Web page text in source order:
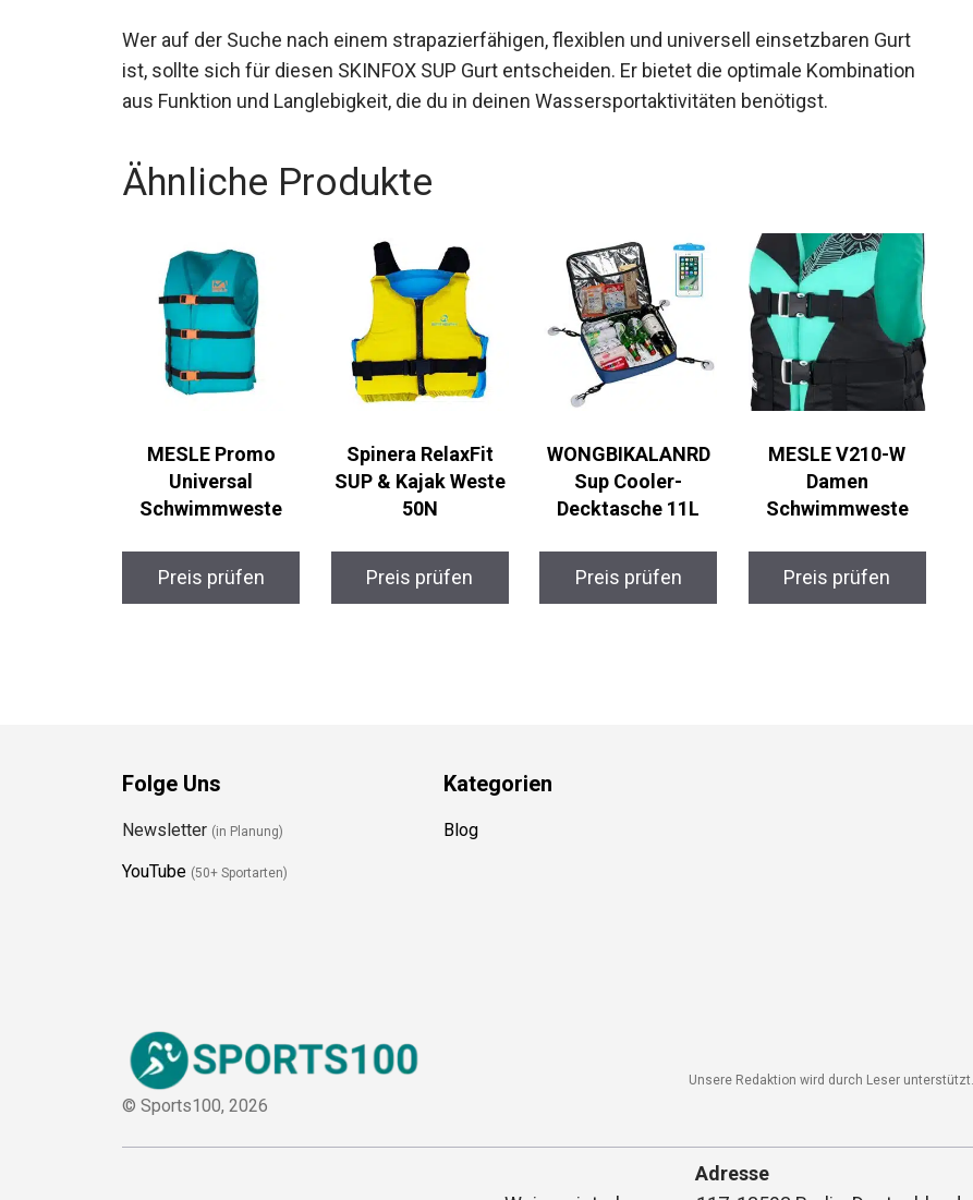
Wer auf der Suche nach einem strapazierfähigen, flexiblen und universell einsetzbaren Gurt
ist, sollte sich für diesen SKINFOX SUP Gurt entscheiden. Er bietet die optimale Kombination
aus Funktion und Langlebigkeit, die du in deinen Wassersportaktivitäten benötigst.
Ähnliche Produkte
MESLE Promo
Universal
Schwimmweste
Preis prüfen
Spinera RelaxFit
SUP & Kajak Weste
50N
Preis prüfen
WONGBIKALANRD
Sup Cooler-
Decktasche 11L
Preis prüfen
MESLE V210-W
Damen
Schwimmweste
Preis prüfen
Folge Uns
Newsletter(in Planung)
YouTube (50+ Sportarten)
Kategorien
Blog
© Sports100, 2026
Unsere Redaktion wird durch Leser unterstützt.
Adresse